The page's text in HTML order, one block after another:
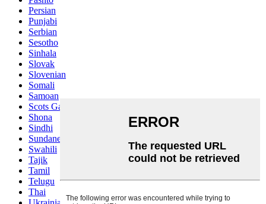
Persian
Punjabi
Serbian
Sesotho
Sinhala
Slovak
Slovenian
Somali
Samoan
Scots Gaelic
Shona
Sindhi
Sundanese
Swahili
Tajik
Tamil
Telugu
Thai